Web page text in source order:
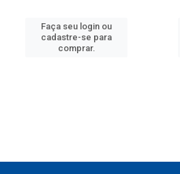
Faça seu login ou
cadastre-se para
comprar.